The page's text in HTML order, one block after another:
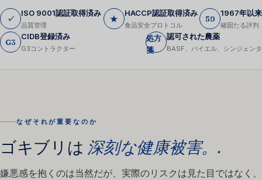
✓
ISO 9001認証取得済み
品質管理
★
HACCP認証取得済み
食品安全プロトコル
59
1967年以来
確固たる評判
G3
CIDB登録済み
G3コントラクター
処方
箋
認可された農薬
BASF、バイエル、シンジェンタ
なぜそれが重要なのか
ゴキブリは 深刻な健康被害。.
嫌悪感を抱くのは当然だが、実際のリスクは見た目ではなく、